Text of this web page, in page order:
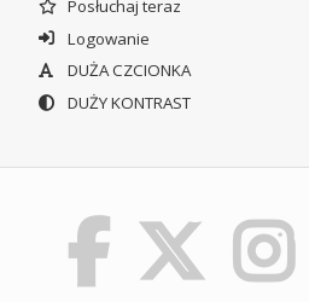
Posłuchaj teraz
Logowanie
DUŻA CZCIONKA
DUŻY KONTRAST